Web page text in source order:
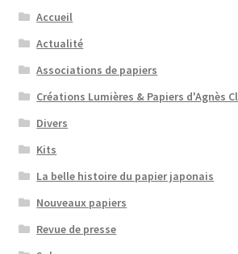
Accueil
Actualité
Associations de papiers
Créations Lumières & Papiers d'Agnès
Divers
Kits
La belle histoire du papier japonais
Nouveaux papiers
Revue de presse